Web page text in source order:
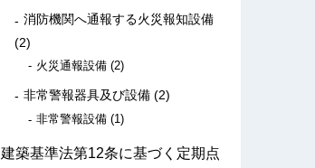
消防機関へ通報する火災報知設備
(2)
火災通報設備 (2)
非常警報器具及び設備 (2)
非常警報設備 (1)
建築基準法第12条に基づく定期点